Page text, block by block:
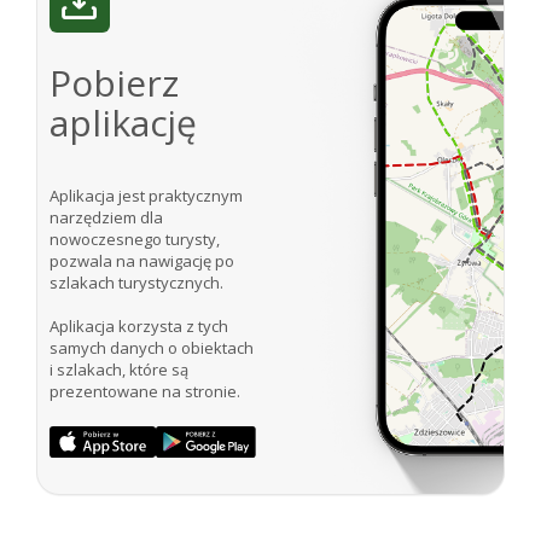
Pobierz
aplikację
Aplikacja jest praktycznym
narzędziem dla
nowoczesnego turysty,
pozwala na nawigację po
szlakach turystycznych.
Aplikacja korzysta z tych
samych danych o obiektach
i szlakach, które są
prezentowane na stronie.